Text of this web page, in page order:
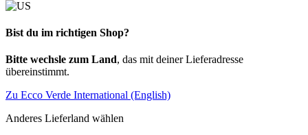
Bist du im richtigen Shop?
Bitte wechsle zum Land, das mit deiner Lieferadresse
übereinstimmt.
Zu Ecco Verde International (English)
Anderes Lieferland wählen